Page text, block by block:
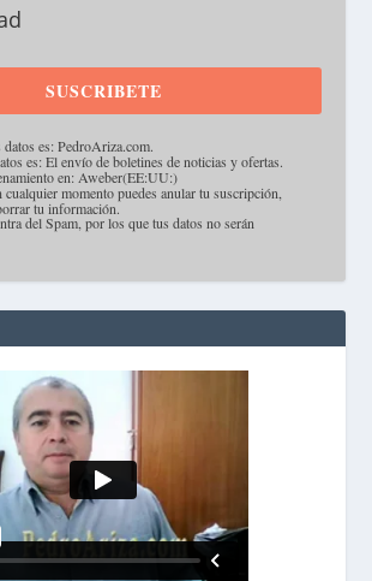
SUSCRIBETE
es: PedroAriza.com.
es: El envío de boletines de noticias y ofertas.
en: Aweber(EE:UU:)
cualquier momento puedes anular tu suscripción,
tu información.
del Spam, por los que tus datos no serán